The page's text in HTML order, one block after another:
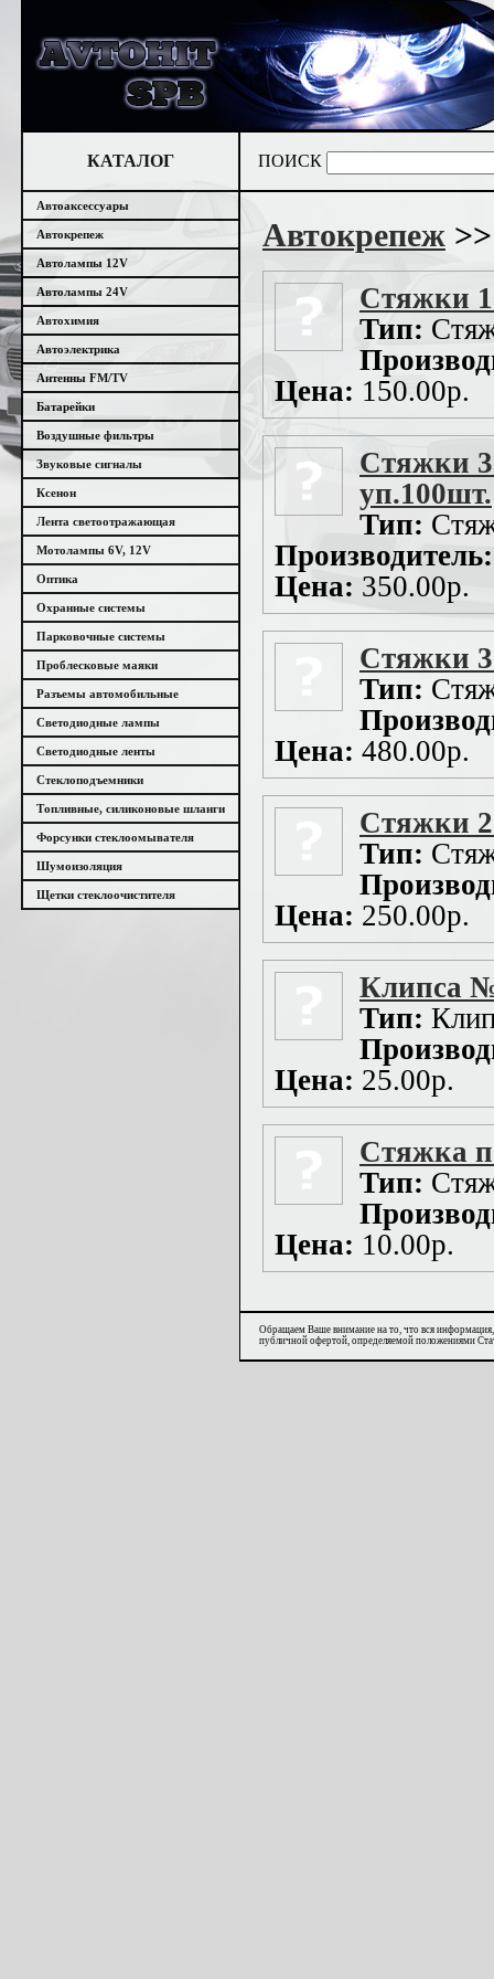
КАТАЛОГ
Автоаксессуары
Автокрепеж
Автолампы 12V
Автолампы 24V
Автохимия
Автоэлектрика
Антенны FM/TV
Батарейки
Воздушные фильтры
Звуковые сигналы
Ксенон
Лента светоотражающая
Мотолампы 6V, 12V
Оптика
Охранные системы
Парковочные системы
Проблесковые маяки
Разъемы автомобильные
Светодиодные лампы
Светодиодные ленты
Стеклоподъемники
Топливные, силиконовые шланги
Форсунки стеклоомывателя
Шумоизоляция
Щетки стеклоочистителя
ПОИСК
Автокрепеж
Стяжки
Тип:
Цена: 150.00р.
Стяжки
уп.100шт.
Тип:
Производитель:
Цена: 350.00р.
Стяжки
Тип:
Цена: 480.00р.
Стяжки
Тип:
Цена: 250.00р.
Клипса
Тип:
Цена: 25.00р.
Стяжка
Тип:
Цена: 10.00р.
Обращаем Ваше внимание на то, что вся
публичной офертой, определяемой положениями